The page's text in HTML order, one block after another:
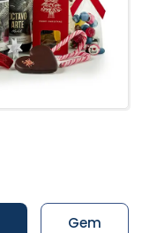
Gem